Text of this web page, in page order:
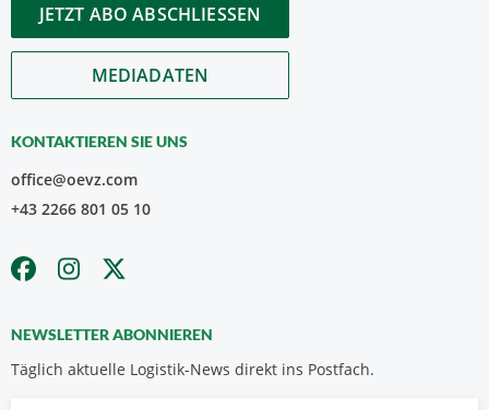
JETZT ABO ABSCHLIESSEN
MEDIADATEN
KONTAKTIEREN SIE UNS
office@oevz.com
+43 2266 801 05 10
NEWSLETTER ABONNIEREN
Täglich aktuelle Logistik-News direkt ins Postfach.